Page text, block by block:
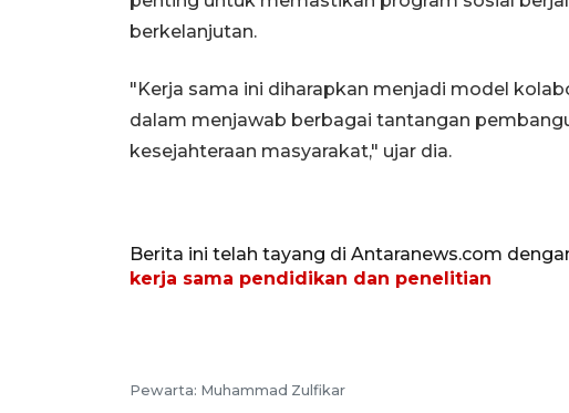
berkelanjutan.
"Kerja sama ini diharapkan menjadi model
dalam menjawab berbagai tantangan
kesejahteraan masyarakat," ujar dia.
Berita ini telah tayang di Antaranews.com
kerja sama pendidikan dan penelitian
Pewarta: Muhammad Zulfikar